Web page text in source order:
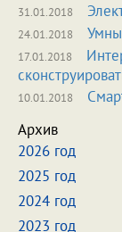
31.01.2018
24.01.2018
17.01.2018
10.01.2018
Архив
2026 год
2025 год
2024 год
2023 год